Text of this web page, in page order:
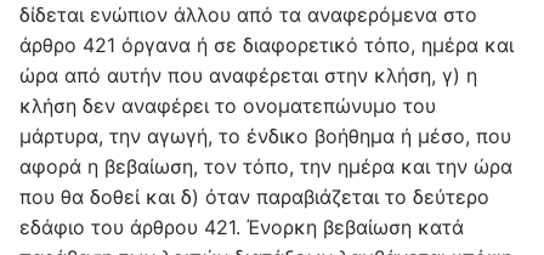
δίδεται ενώπιον άλλου από τα αναφερόμενα στο
άρθρο 421 όργανα ή σε διαφορετικό τόπο, ημέρα και
ώρα από αυτήν που αναφέρεται στην κλήση, γ) η
κλήση δεν αναφέρει το ονοματεπώνυμο του
μάρτυρα, την αγωγή, το ένδικο βοήθημα ή μέσο, που
αφορά η βεβαίωση, τον τόπο, την ημέρα και την ώρα
που θα δοθεί και δ) όταν παραβιάζεται το δεύτερο
εδάφιο του άρθρου 421. Ένορκη βεβαίωση κατά